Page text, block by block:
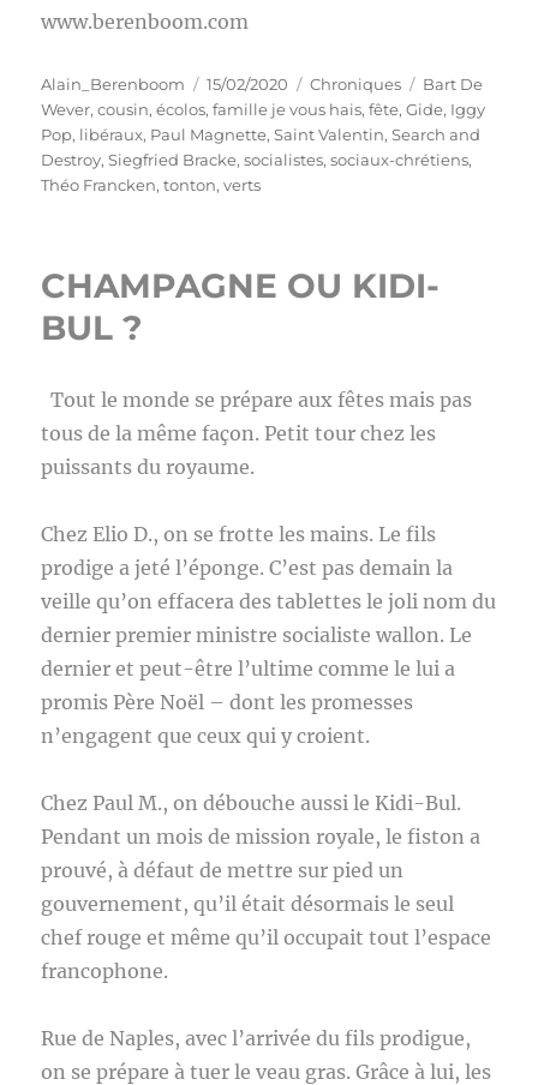
www.berenboom.com
Auteur
Alain_Berenboom
Publié
le
15/02/2020 Catégories
Chroniques Étiquettes
Bart De
Wever,cousin,écolos,famille je vous hais,fête,Gide, Iggy
Pop, libéraux, Paul Magnette,Saint Valentin,Search and
Destroy,Siegfried Bracke,socialistes,sociaux-chrétiens,
Théo Francken,tonton,verts
CHAMPAGNE OU KIDI-
BUL ?
Tout le monde se prépare aux fêtes mais pas
tous de la même façon. Petit tour chez les
puissants du royaume.
Chez Elio D., on se frotte les mains. Le fils
prodige a jeté l’éponge. C’est pas demain la
veille qu’on effacera des tablettes le joli nom du
dernier premier ministre socialiste wallon. Le
dernier et peut-être l’ultime comme le lui a
promis Père Noël – dont les promesses
n’engagent que ceux qui y croient.
Chez Paul M., on débouche aussi le Kidi-Bul.
Pendant un mois de mission royale, le fiston a
prouvé, à défaut de mettre sur pied un
gouvernement, qu’il était désormais le seul
chef rouge et même qu’il occupait tout l’espace
francophone.
Rue de Naples, avec l’arrivée du fils prodigue,
on se prépare à tuer le veau gras. Grâce à lui, les